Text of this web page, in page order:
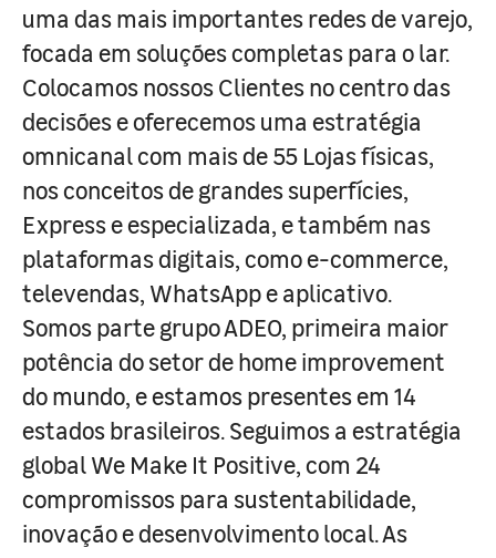
uma das mais importantes redes de varejo,
focada em soluções completas para o lar.
Colocamos nossos Clientes no centro das
decisões e oferecemos uma estratégia
omnicanal com mais de 55 Lojas físicas,
nos conceitos de grandes superfícies,
Express e especializada, e também nas
plataformas digitais, como e-commerce,
televendas, WhatsApp e aplicativo.
Somos parte grupo ADEO, primeira maior
potência do setor de home improvement
do mundo, e estamos presentes em 14
estados brasileiros. Seguimos a estratégia
global We Make It Positive, com 24
compromissos para sustentabilidade,
inovação e desenvolvimento local. As